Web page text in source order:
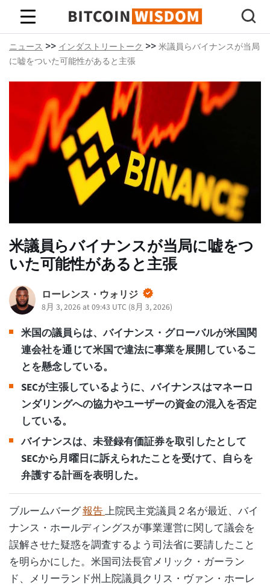
ビットコインの知恵
ニュース >> インダストリートーク >> 米議員らバイナンスが当局
に嘘をついた可能性があると主張
米議員らバイナンスが当局に嘘をつ
いた可能性があると主張
ローレンス・ウォリジ
8月 3, 2026 at 09:43 UTC (8月 3, 2026)
米国の議員らは、バイナンス・グローバルが米国関
連会社を通じて米国で違法に事業を展開しているこ
とを懸念している。
SECが主張しているように、バイナンスはマネーロ
ンダリングへの協力やユーザーの資金の混入を否定
している。
バイナンスは、未登録有価証券を取引したとして
SECから月曜日に訴えられたことを受けて、自らを
弁護する計画を表明した。
ブルームバーグ報告上院民主党議員２名が最近、バイ
ナンス・ホールディングスが事業運営に関して議会を
誤解させた疑惑を調査するよう司法省に要請したこと
を明らかにした。米国司法長官メリック・ガーラン
ド、メリーランド州上院議員クリス・ヴァン・ホーレ